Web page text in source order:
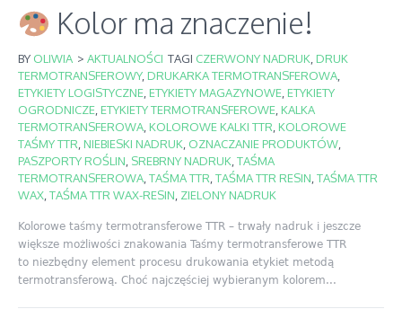
Kolor ma znaczenie!
BY OLIWIA > AKTUALNOŚCI TAGI CZERWONY NADRUK,DRUK
TERMOTRANSFEROWY,DRUKARKA TERMOTRANSFEROWA,
ETYKIETY LOGISTYCZNE,ETYKIETY MAGAZYNOWE,ETYKIETY
OGRODNICZE,ETYKIETY TERMOTRANSFEROWE,KALKA
TERMOTRANSFEROWA,KOLOROWE KALKI TTR,KOLOROWE
TAŚMY TTR,NIEBIESKI NADRUK, OZNACZANIE PRODUKTÓW,
PASZPORTY ROŚLIN, SREBRNY NADRUK,TAŚMA
TERMOTRANSFEROWA,TAŚMA TTR,TAŚMA TTR RESIN,TAŚMA TTR
WAX,TAŚMA TTR WAX-RESIN, ZIELONY NADRUK
Kolorowe taśmy termotransferowe TTR – trwały nadruk i jeszcze
większe możliwości znakowania Taśmy termotransferowe TTR
to niezbędny element procesu drukowania etykiet metodą
termotransferową. Choć najczęściej wybieranym kolorem...